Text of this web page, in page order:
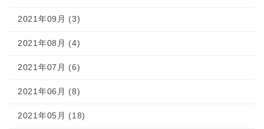
2021年09月 (3)
2021年08月 (4)
2021年07月 (6)
2021年06月 (8)
2021年05月 (18)